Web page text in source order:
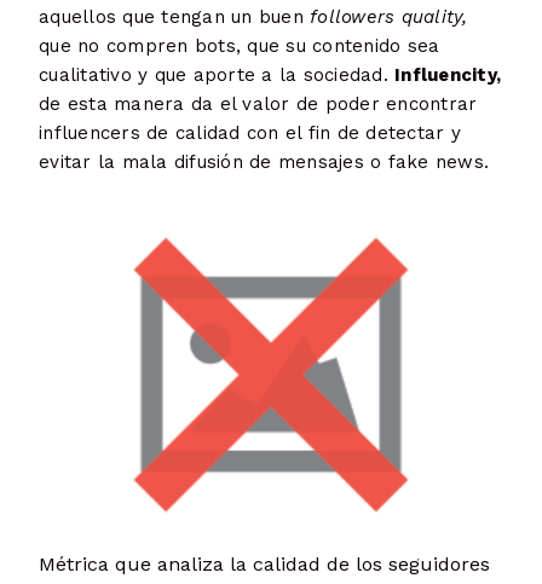
aquellos que tengan un buen followers quality,
que no compren bots, que su contenido sea
cualitativo y que aporte a la sociedad. Influencity,
de esta manera da el valor de poder encontrar
influencers de calidad con el fin de detectar y
evitar la mala difusión de mensajes o fake news.
Métrica que analiza la calidad de los seguidores